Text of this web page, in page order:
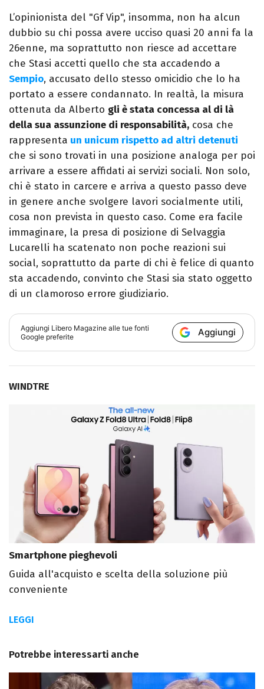
L’opinionista del "Gf Vip", insomma, non ha alcun
dubbio su chi possa avere ucciso quasi 20 anni fa la
26enne, ma soprattutto non riesce ad accettare
che Stasi accetti quello che sta accadendo a
Sempio, accusato dello stesso omicidio che lo ha
portato a essere condannato. In realtà, la misura
ottenuta da Alberto gli è stata concessa al di là
della sua assunzione di responsabilità, cosa che
rappresenta un unicum rispetto ad altri detenuti
che si sono trovati in una posizione analoga per poi
arrivare a essere affidati ai servizi sociali. Non solo,
chi è stato in carcere e arriva a questo passo deve
in genere anche svolgere lavori socialmente utili,
cosa non prevista in questo caso. Come era facile
immaginare, la presa di posizione di Selvaggia
Lucarelli ha scatenato non poche reazioni sui
social, soprattutto da parte di chi è felice di quanto
sta accadendo, convinto che Stasi sia stato oggetto
di un clamoroso errore giudiziario.
Aggiungi Libero Magazine alle tue fonti
Google preferite
Aggiungi
WINDTRE
Smartphone pieghevoli
Guida all'acquisto e scelta della soluzione più
conveniente
LEGGI
Potrebbe interessarti anche